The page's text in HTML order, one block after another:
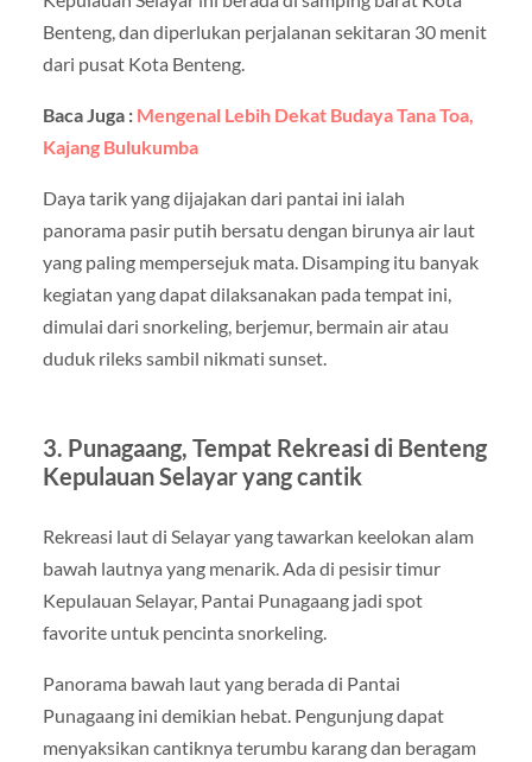
Benteng, dan diperlukan perjalanan sekitaran 30 menit
dari pusat Kota Benteng.
Baca Juga : Mengenal Lebih Dekat Budaya Tana Toa,
Kajang Bulukumba
Daya tarik yang dijajakan dari pantai ini ialah
panorama pasir putih bersatu dengan birunya air laut
yang paling mempersejuk mata. Disamping itu banyak
kegiatan yang dapat dilaksanakan pada tempat ini,
dimulai dari snorkeling, berjemur, bermain air atau
duduk rileks sambil nikmati sunset.
3. Punagaang, Tempat Rekreasi di Benteng
Kepulauan Selayar yang cantik
Rekreasi laut di Selayar yang tawarkan keelokan alam
bawah lautnya yang menarik. Ada di pesisir timur
Kepulauan Selayar, Pantai Punagaang jadi spot
favorite untuk pencinta snorkeling.
Panorama bawah laut yang berada di Pantai
Punagaang ini demikian hebat. Pengunjung dapat
menyaksikan cantiknya terumbu karang dan beragam